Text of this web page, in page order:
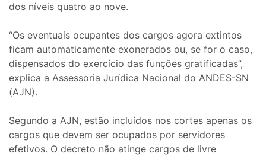
dos níveis quatro ao nove.
“Os eventuais ocupantes dos cargos agora extintos
ficam automaticamente exonerados ou, se for o caso,
dispensados do exercício das funções gratificadas”,
explica a Assessoria Jurídica Nacional do ANDES-SN
(AJN).
Segundo a AJN, estão incluídos nos cortes apenas os
cargos que devem ser ocupados por servidores
efetivos. O decreto não atinge cargos de livre